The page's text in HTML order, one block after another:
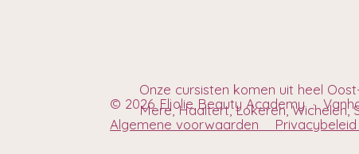
Onze cursisten komen uit heel
Mere, Haaltert, Lokeren,
© 2026 Eljolie Beauty Academy ·
Algemene voorwaarden